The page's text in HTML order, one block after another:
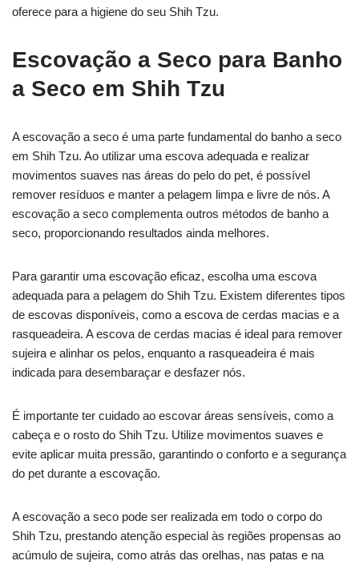
oferece para a higiene do seu Shih Tzu.
Escovação a Seco para Banho
a Seco em Shih Tzu
A escovação a seco é uma parte fundamental do banho a seco
em Shih Tzu. Ao utilizar uma escova adequada e realizar
movimentos suaves nas áreas do pelo do pet, é possível
remover resíduos e manter a pelagem limpa e livre de nós. A
escovação a seco complementa outros métodos de banho a
seco, proporcionando resultados ainda melhores.
Para garantir uma escovação eficaz, escolha uma escova
adequada para a pelagem do Shih Tzu. Existem diferentes tipos
de escovas disponíveis, como a escova de cerdas macias e a
rasqueadeira. A escova de cerdas macias é ideal para remover
sujeira e alinhar os pelos, enquanto a rasqueadeira é mais
indicada para desembaraçar e desfazer nós.
É importante ter cuidado ao escovar áreas sensíveis, como a
cabeça e o rosto do Shih Tzu. Utilize movimentos suaves e
evite aplicar muita pressão, garantindo o conforto e a segurança
do pet durante a escovação.
A escovação a seco pode ser realizada em todo o corpo do
Shih Tzu, prestando atenção especial às regiões propensas ao
acúmulo de sujeira, como atrás das orelhas, nas patas e na